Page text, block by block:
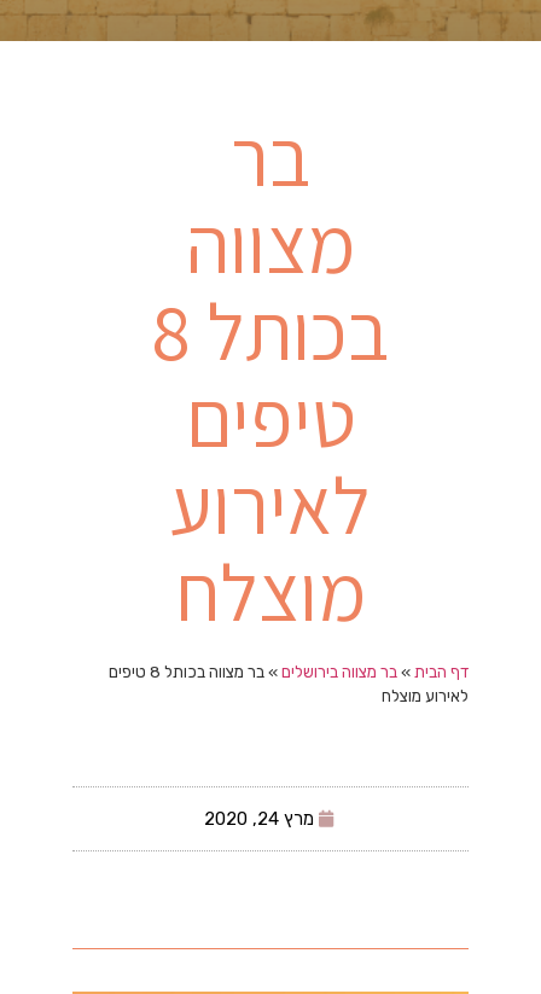
בר
מצווה
בכותל 8
טיפים
לאירוע
מוצלח
דף הבית » בר מצווה בירושלים»
בר מצווה בכותל 8 טיפים
לאירוע מוצלח
מרץ 24, 2020